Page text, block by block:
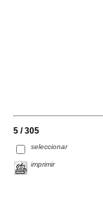
5 / 305
seleccionar
imprimir